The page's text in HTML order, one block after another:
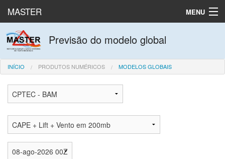
MASTER MENU
Produtos numéricos
Laboratório
English
Español
Previsão do modelo global
INÍCIO PRODUTOS NUMÉRICOS MODELOS GLOBAIS